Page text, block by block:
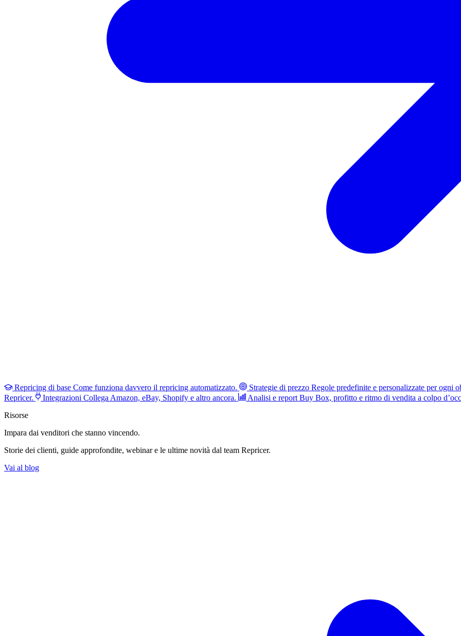
Repricing di base Come funziona davvero il repricing automatizzato. Strategie di prezzo Regole predefinite e personalizzate per ogni
Repricer.
Integrazioni Collega Amazon, eBay, Shopify e altro ancora. Analisi e report Buy Box, profitto e ritmo di vendita a colpo
Risorse
Impara dai venditori che stanno vincendo.
Storie dei clienti, guide approfondite, webinar e le ultime novità dal team Repricer.
Vai al blog